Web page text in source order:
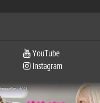
YouTube
Instagram